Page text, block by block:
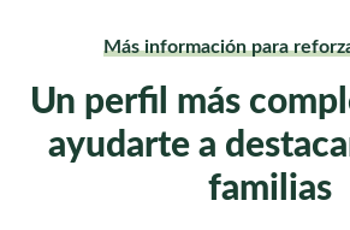
Más información para
Un perfil más
ayudarte a
familias